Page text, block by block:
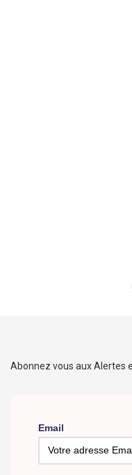
Abonnez vous aux Alertes
Email